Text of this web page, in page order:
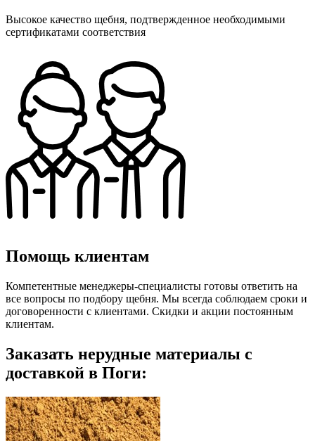
Высокое качество щебня, подтвержденное необходимыми
сертификатами соответствия
Помощь клиентам
Компетентные менеджеры-специалисты готовы ответить на
все вопросы по подбору щебня. Мы всегда соблюдаем сроки и
договоренности с клиентами. Скидки и акции постоянным
клиентам.
Заказать нерудные материалы с
доставкой в Поги: